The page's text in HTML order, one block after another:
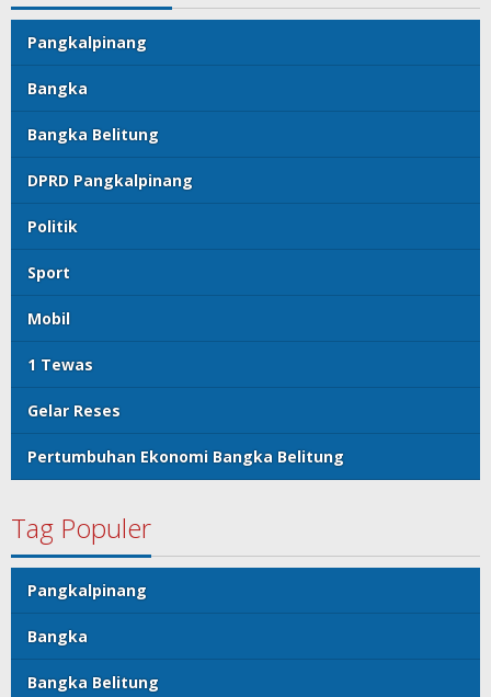
Pangkalpinang
Bangka
Bangka Belitung
DPRD Pangkalpinang
Politik
Sport
Mobil
1 Tewas
Gelar Reses
Pertumbuhan Ekonomi Bangka Belitung
Tag Populer
Pangkalpinang
Bangka
Bangka Belitung